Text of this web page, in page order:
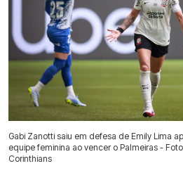
Gabi Zanotti saiu em defesa de Emily Lima
equipe feminina ao vencer o Palmeiras -
Corinthians